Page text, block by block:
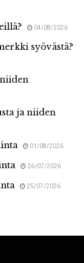
04/08/2026
syövästä?
ja niiden
01/08/2026
26/07/2026
25/07/2026